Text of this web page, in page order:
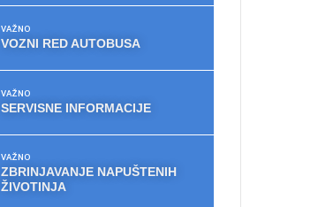
VAŽNO
VOZNI RED AUTOBUSA
VAŽNO
SERVISNE INFORMACIJE
VAŽNO
ZBRINJAVANJE NAPUŠTENIH
ŽIVOTINJA